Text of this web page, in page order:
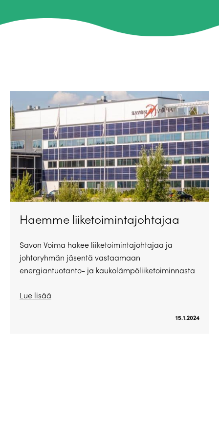
Haemme liiketoimintajohtajaa
Savon Voima hakee liiketoimintajohtajaa ja
johtoryhmän jäsentä vastaamaan
energiantuotanto- ja kaukolämpöliiketoiminnasta
Lue lisää
15.1.2024